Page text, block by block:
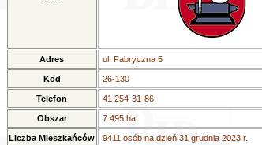
Adres ul. Fabryczna 5
Kod 26-130
Telefon 41 254-31-86
Obszar 7.495 ha
Liczba Mieszkańców 9411 osób na dzień 31 grudnia 2023 r.